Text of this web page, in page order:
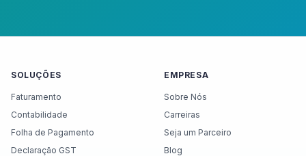
SOLUÇÕES
Faturamento
Contabilidade
Folha de Pagamento
Declaração GST
EMPRESA
Sobre Nós
Carreiras
Seja um Parceiro
Blog